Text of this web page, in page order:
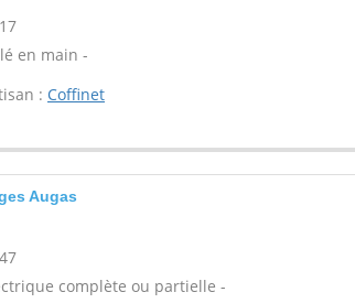
en main -
: Coffinet
Augas
complète ou partielle -